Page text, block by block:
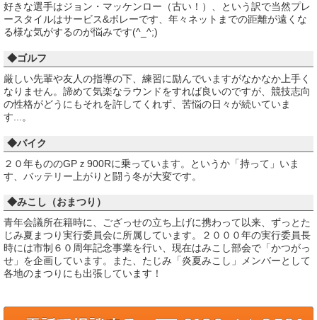
好きな選手はジョン・マッケンロー（古い！）、という訳で当然プレ
ースタイルはサービス&ボレーです、年々ネットまでの距離が遠くな
る様な気がするのが悩みです(^_^;)
◆ゴルフ
厳しい先輩や友人の指導の下、練習に励んでいますがなかなか上手く
なりません。諦めて気楽なラウンドをすれば良いのですが、競技志向
の性格がどうにもそれを許してくれず、苦悩の日々が続いていま
す...。
◆バイク
２０年もののGPｚ900Rに乗っています。というか「持って」いま
す、バッテリー上がりと闘う冬が大変です。
◆みこし（おまつり）
青年会議所在籍時に、ござっせの立ち上げに携わって以来、ずっとた
じみ夏まつり実行委員会に所属しています。２０００年の実行委員長
時には市制６０周年記念事業を行い、現在はみこし部会で「かつがっ
せ」を企画しています。また、たじみ「炎夏みこし」メンバーとして
各地のまつりにも出張しています！